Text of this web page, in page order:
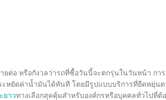
ต่อ หรือกังวลว่ารถที่ซื้อวันนี้จะตกรุ่นในวันหน้า การ
ยัดค่าน้ำมันได้ทันที โดยมีรูปแบบบริการที่ยืดหยุ่นต
ยาวทางเลือกสุดคุ้มสำหรับองค์กรหรือบุคคลทั่วไปที่ต้